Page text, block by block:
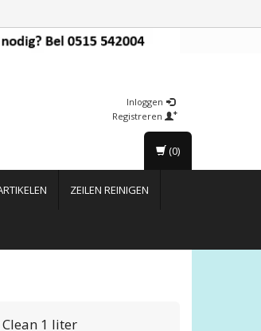
Inloggen
Registreren
ZEILEN REINIGEN
(0)
Clean 1 liter